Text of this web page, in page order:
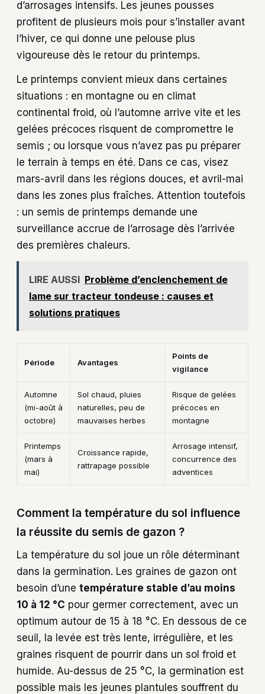
d’arrosages intensifs. Les jeunes pousses
profitent de plusieurs mois pour s’installer avant
l’hiver, ce qui donne une pelouse plus
vigoureuse dès le retour du printemps.
Le printemps convient mieux dans certaines
situations : en montagne ou en climat
continental froid, où l’automne arrive vite et les
gelées précoces risquent de compromettre le
semis ; ou lorsque vous n’avez pas pu préparer
le terrain à temps en été. Dans ce cas, visez
mars-avril dans les régions douces, et avril-mai
dans les zones plus fraîches. Attention toutefois
: un semis de printemps demande une
surveillance accrue de l’arrosage dès l’arrivée
des premières chaleurs.
LIRE AUSSI Problème d’enclenchement de
lame sur tracteur tondeuse : causes et
solutions pratiques
Période Avantages
Points de
vigilance
Automne
(mi-août à
octobre)
Sol chaud, pluies
naturelles, peu de
mauvaises herbes
Risque de gelées
précoces en
montagne
Printemps
(mars à
mai)
Croissance rapide,
rattrapage possible
Arrosage intensif,
concurrence des
adventices
Comment la température du sol influence
la réussite du semis de gazon ?
La température du sol joue un rôle déterminant
dans la germination. Les graines de gazon ont
besoin d’une température stable d’au moins
10 à 12 °C pour germer correctement, avec un
optimum autour de 15 à 18 °C. En dessous de ce
seuil, la levée est très lente, irrégulière, et les
graines risquent de pourrir dans un sol froid et
humide. Au-dessus de 25 °C, la germination est
possible mais les jeunes plantules souffrent du